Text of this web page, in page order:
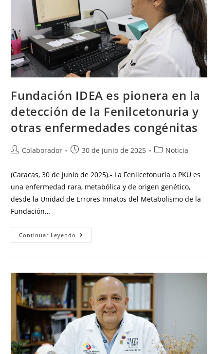
Fundación IDEA es pionera en la
detección de la Fenilcetonuria y
otras enfermedades congénitas
Colaborador 30 de junio de 2025 Noticia
(Caracas, 30 de junio de 2025).- La Fenilcetonuria o PKU es
una enfermedad rara, metabólica y de origen genético,
desde la Unidad de Errores Innatos del Metabolismo de la
Fundación…
Continuar Leyendo